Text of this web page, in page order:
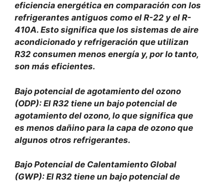
eficiencia energética en comparación con los
refrigerantes antiguos como el R-22 y el R-
410A. Esto significa que los sistemas de aire
acondicionado y refrigeración que utilizan
R32 consumen menos energía y, por lo tanto,
son más eficientes.
Bajo potencial de agotamiento del ozono
(ODP): El R32 tiene un bajo potencial de
agotamiento del ozono, lo que significa que
es menos dañino para la capa de ozono que
algunos otros refrigerantes.
Bajo Potencial de Calentamiento Global
(GWP): El R32 tiene un bajo potencial de